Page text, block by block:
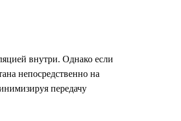
внутри. Однако если
непосредственно на
передачу